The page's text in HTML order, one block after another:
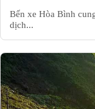
Bến xe Hòa Bình
dịch...